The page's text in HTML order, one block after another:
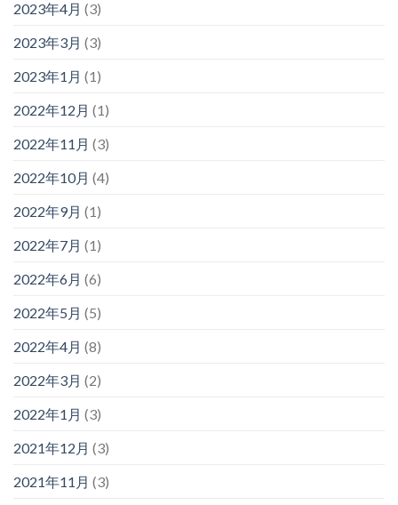
2023年4月 (3)
2023年3月 (3)
2023年1月 (1)
2022年12月 (1)
2022年11月 (3)
2022年10月 (4)
2022年9月 (1)
2022年7月 (1)
2022年6月 (6)
2022年5月 (5)
2022年4月 (8)
2022年3月 (2)
2022年1月 (3)
2021年12月 (3)
2021年11月 (3)